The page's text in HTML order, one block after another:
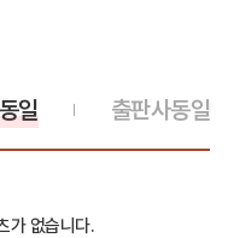
출판사동일
일
가 없습니다.